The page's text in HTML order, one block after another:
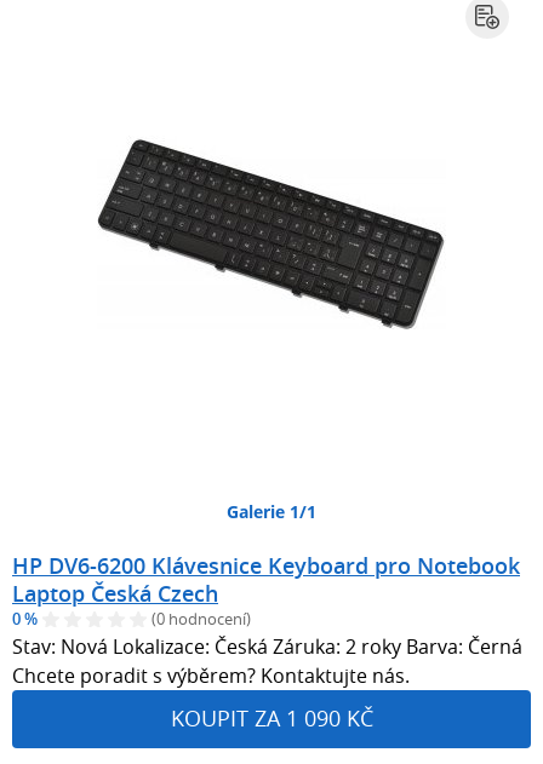
Galerie 1/1
HP DV6-6200 Klávesnice Keyboard pro Notebook
Laptop Česká Czech
0 % (0 hodnocení)
Stav: Nová Lokalizace: Česká Záruka: 2 roky Barva: Černá
Chcete poradit s výběrem? Kontaktujte nás.
KOUPIT ZA 1 090 KČ